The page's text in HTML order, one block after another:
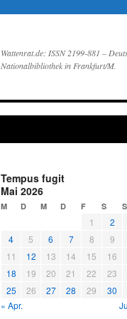
Wattenrat.de: ISSN 2199-881 –
Nationalbibliothek in Frankfurt/M.
Tempus fugit
Mai 2026
M D M D F S S
1 2
4
5 6 7 8 9
11
12 13 14 15 16
18
19 20 21 22 23
25
26 27 28 29 30
« Apr.